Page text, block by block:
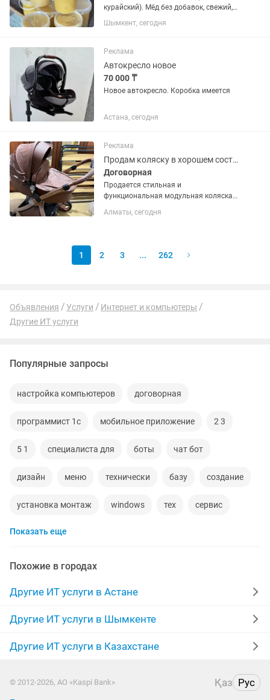
курайский). Мёд без добавок, свежий,
натуральный. Объём большой (опт от
100 кг и выше). Розничная цена — 2000
Шымкент, сегодня
Реклама
Автокресло новое
70 000 ₸
Новое автокресло. Коробка имеется
Астана, сегодня
Реклама
Продам коляску в хорошем состоянии!
Договорная
Продается стильная и
функциональная модульная коляска
коричневый блок из премиальной
дорого и...
Алматы, сегодня
1 2 3 ... 262
Объявления Услуги
Интернет и компьютеры
Другие ИТ услуги
Популярные запросы
настройка компьютеров договорная
программист 1с мобильное приложение 2 3
5 1 специалиста для боты чат бот
дизайн меню технически базу создание
установка монтаж windows тех сервис
ремонт монтаж
машину эсф услуги компьютера
установка антивирусов обновление
компьютерное реклама домены
Показать еще
Похожие в городах
Другие ИТ услуги в Астане
Другие ИТ услуги в Шымкенте
Другие ИТ услуги в Казахстане
© 2012-2026, АО «Kaspi Bank» Қаз Рус